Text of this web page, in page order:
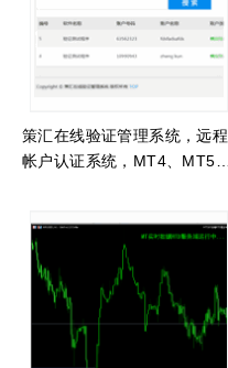
策汇在线验证管理系统，远程
帐户认证系统，MT4、MT5网